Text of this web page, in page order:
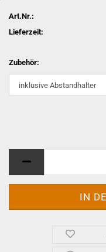
Art.Nr.:
Lieferzeit:
Zubehör: